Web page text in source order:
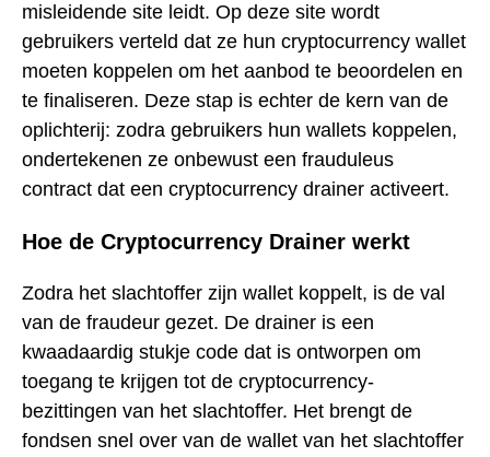
misleidende site leidt. Op deze site wordt
gebruikers verteld dat ze hun cryptocurrency wallet
moeten koppelen om het aanbod te beoordelen en
te finaliseren. Deze stap is echter de kern van de
oplichterij: zodra gebruikers hun wallets koppelen,
ondertekenen ze onbewust een frauduleus
contract dat een cryptocurrency drainer activeert.
Hoe de Cryptocurrency Drainer werkt
Zodra het slachtoffer zijn wallet koppelt, is de val
van de fraudeur gezet. De drainer is een
kwaadaardig stukje code dat is ontworpen om
toegang te krijgen tot de cryptocurrency-
bezittingen van het slachtoffer. Het brengt de
fondsen snel over van de wallet van het slachtoffer